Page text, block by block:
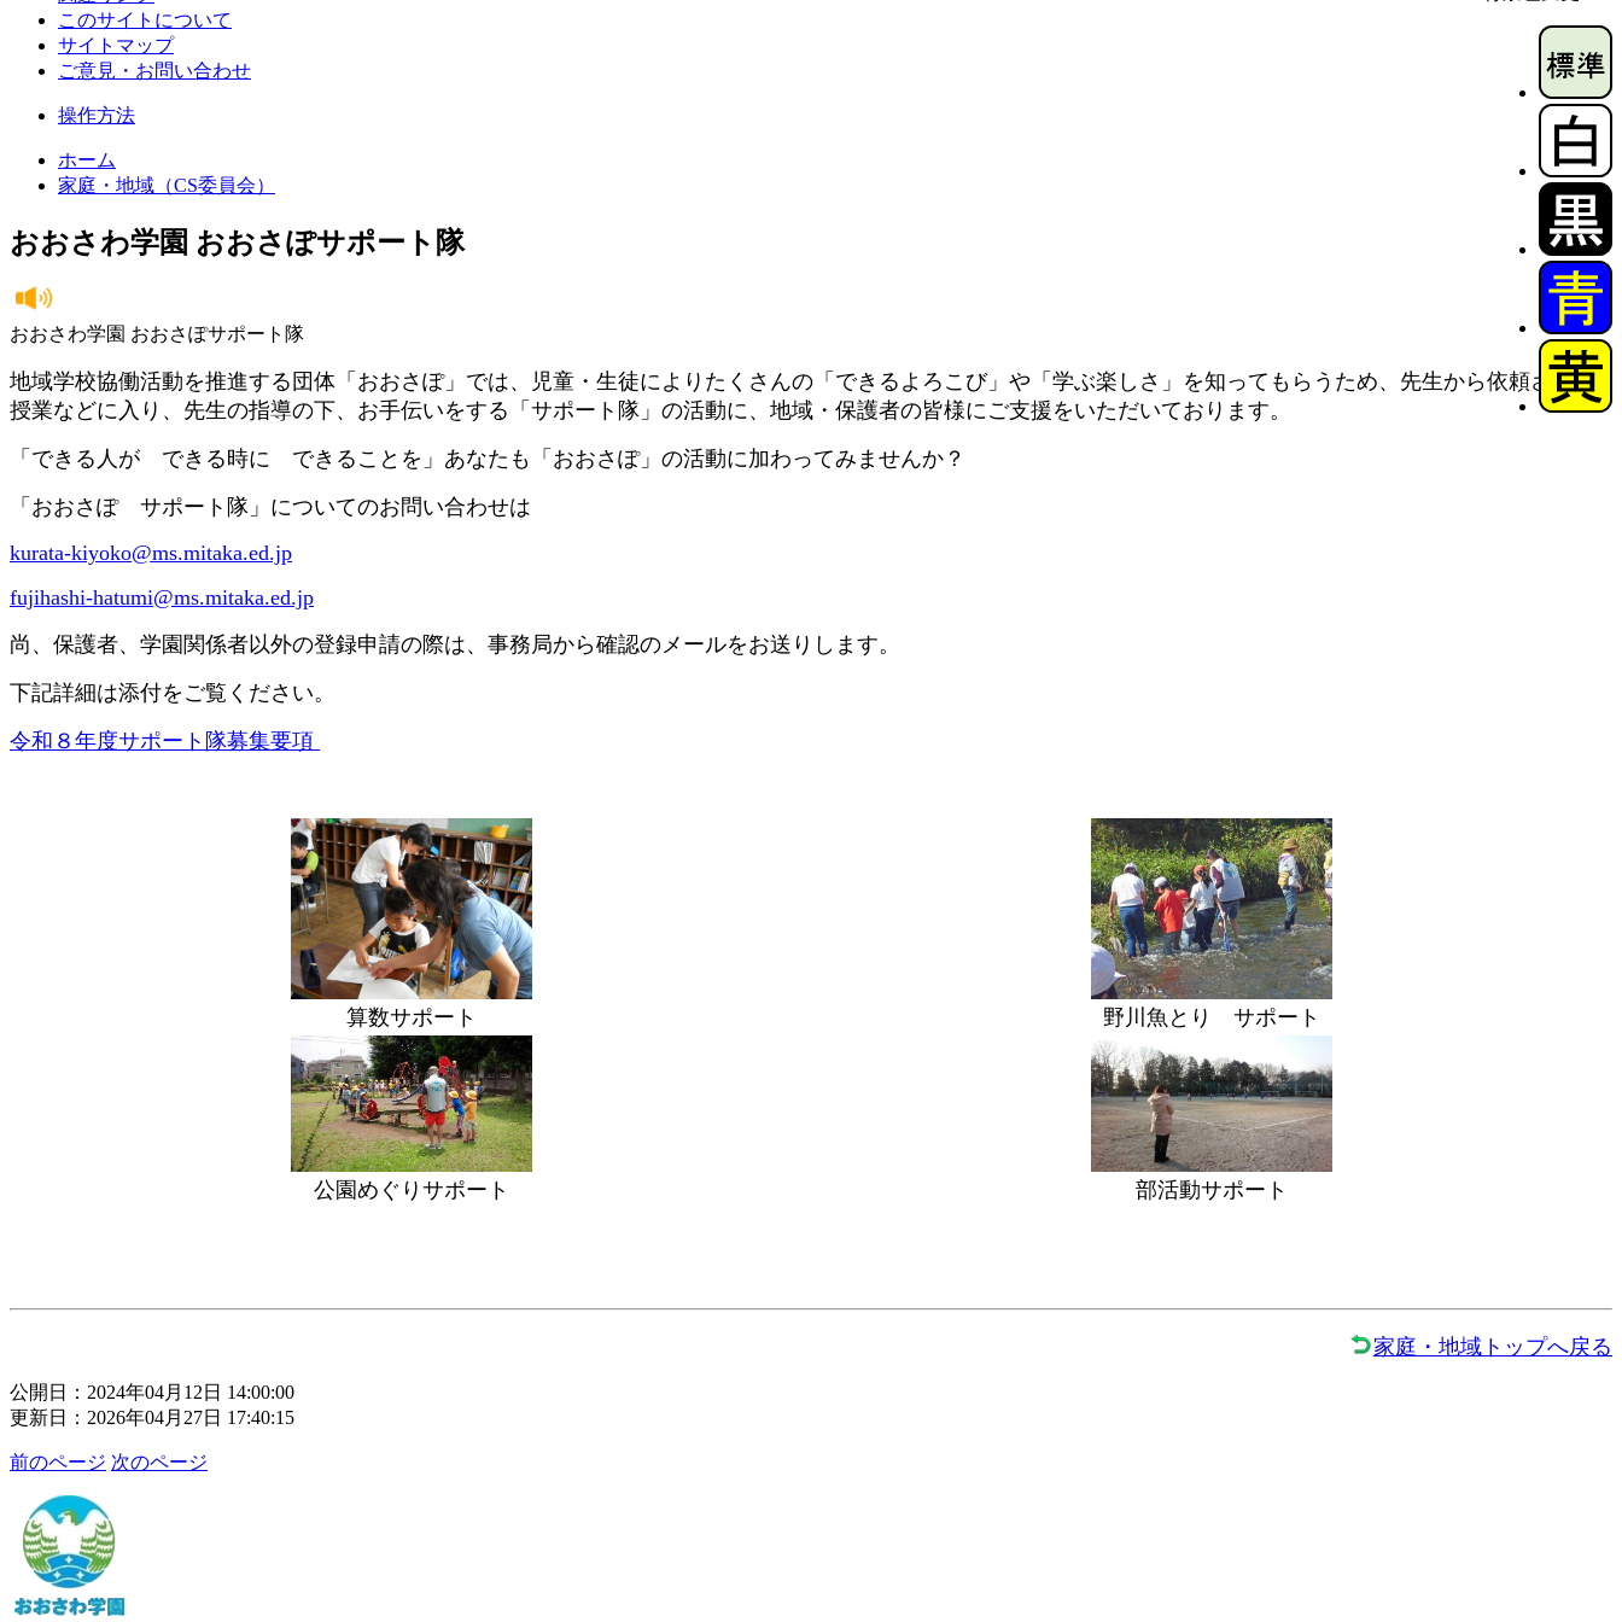
このサイトについて
サイトマップ
ご意見・お問い合わせ
操作方法
ホーム
家庭・地域（CS委員会）
おおさわ学園 おおさぽサポート隊
おおさわ学園 おおさぽサポート隊
地域学校協働活動を推進する団体「おおさぽ」では、児童・生徒によりたくさんの「できるよろこび」や「学ぶ楽しさ」を知ってもらうため、先生から依頼された
授業などに入り、先生の指導の下、お手伝いをする「サポート隊」の活動に、地域・保護者の皆様にご支援をいただいております。
「できる人が できる時に できることを」あなたも「おおさぽ」の活動に加わってみませんか？
「おおさぽ サポート隊」についてのお問い合わせは
kurata-kiyoko@ms.mitaka.ed.jp
fujihashi-hatumi@ms.mitaka.ed.jp
尚、保護者、学園関係者以外の登録申請の際は、事務局から確認のメールをお送りします。
下記詳細は添付をご覧ください。
令和８年度サポート隊募集要項
算数サポート 野川魚とり サポート
公園めぐりサポート 部活動サポート
家庭・地域トップへ戻る
公開日：2024年04月12日 14:00:00
更新日：2026年04月27日 17:40:15
前のページ 次のページ